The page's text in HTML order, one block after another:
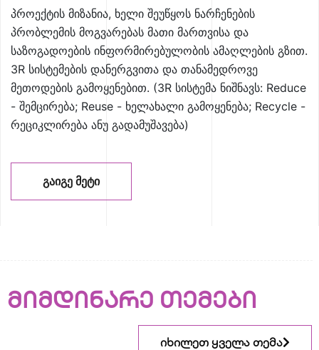
პროექტის მიზანია, ხელი შეუწყოს ნარჩენების
პრობლემის მოგვარებას მათი მართვისა და
საზოგადოების ინფორმირებულობის ამაღლების გზით.
3R სისტემების დანერგვითა და თანამედროვე
მეთოდების გამოყენებით. (3R სისტემა ნიშნავს: Reduce
- შემცირება; Reuse - ხელახალი გამოყენება; Recycle -
რეციკლირება ანუ გადამუშავება)
ᲒᲐᲘᲒᲔ ᲛᲔᲢᲘ
მიმდინარე თემები
იხილეთ ყველა თემა